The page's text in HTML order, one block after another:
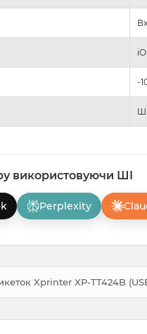
-
використовуючи ШІ
Perplexity
Xprinter XP-TT424B